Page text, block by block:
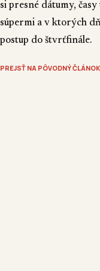
si presné dátumy,
súpermi a v ktorých
postup do štvrťfinále.
PREJSŤ NA PÔVODNÝ ČLÁNOK